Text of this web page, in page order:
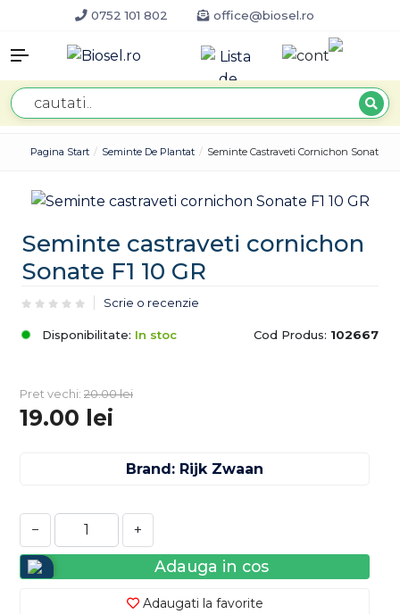
0752 101 802 office@biosel.ro
Pagina Start Seminte De Plantat Seminte Castraveti Cornichon Sonate F1
Seminte castraveti cornichon
Sonate F1 10 GR
Scrie o recenzie
Disponibilitate: In stoc Cod Produs: 102667
Pret vechi: 20.00lei
19.00 lei
Brand: Rijk Zwaan
− +
Adauga in cos
Adaugati la favorite